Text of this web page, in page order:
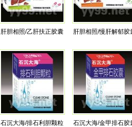
肝胆相照/乙肝扶正胶囊 肝胆相照/慢肝解郁胶
石沉大海/排石利胆颗粒 石沉大海/金甲排石胶